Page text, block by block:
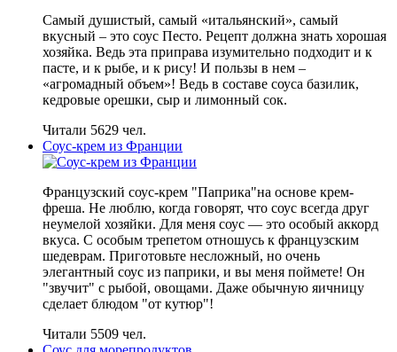
Самый душистый, самый «итальянский», самый
вкусный – это соус Песто. Рецепт должна знать хорошая
хозяйка. Ведь эта приправа изумительно подходит и к
пасте, и к рыбе, и к рису! И пользы в нем –
«агромадный объем»! Ведь в составе соуса базилик,
кедровые орешки, сыр и лимонный сок.
Читали 5629 чел.
Соус-крем из Франции
Французский соус-крем "Паприка"на основе крем-
фреша. Не люблю, когда говорят, что соус всегда друг
неумелой хозяйки. Для меня соус — это особый аккорд
вкуса. С особым трепетом отношусь к французским
шедеврам. Приготовьте несложный, но очень
элегантный соус из паприки, и вы меня поймете! Он
"звучит" с рыбой, овощами. Даже обычную яичницу
сделает блюдом "от кутюр"!
Читали 5509 чел.